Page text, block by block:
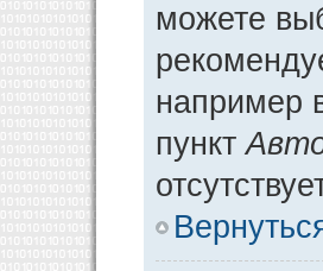
можете
например
пункт